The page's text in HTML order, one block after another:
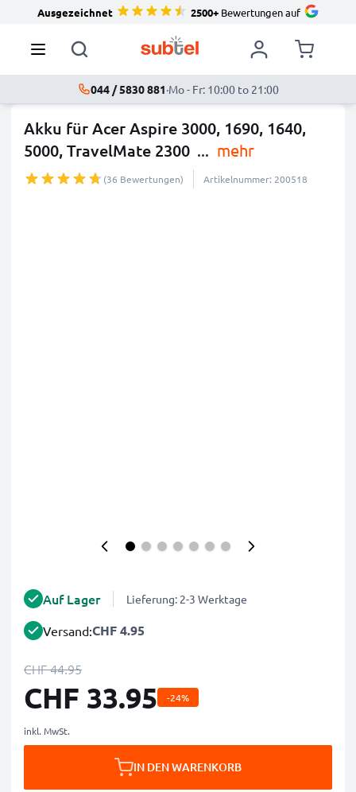
Ausgezeichnet 2500+Bewertungen auf
044 / 5830 881·Mo - Fr: 10:00 to 21:00
Akku für Acer Aspire 3000, 1690, 1640,
5000, TravelMate 2300 ... mehr
(36 Bewertungen) Artikelnummer: 200518
Auf Lager Lieferung: 2-3 Werktage
Versand:CHF 4.95
CHF 44.95
CHF 33.95 -24%
inkl. MwSt.
IN DEN WARENKORB